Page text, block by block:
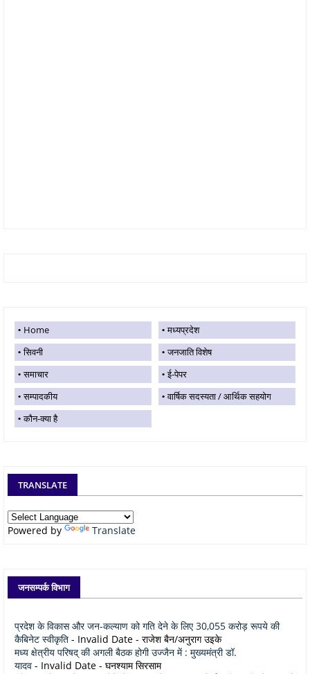
Home
मध्यप्रदेश
सिवनी
जनजाति विशेष
समाचार
ई-पेपर
सम्पादकीय
वार्षिक सदस्यता / आर्थिक सहयोग
कौन-क्या है
TRANSLATE
Powered by Translate
जनसम्पर्क विभाग
प्रदेश के विकास और जन-कल्याण को गति देने के लिए 30,055 करोड़ रूपये की
कैबिनेट स्वीकृति - Invalid Date - राजेश बैन/अनुराग उइके
मध्य क्षेत्रीय परिषद् की अगली बैठक होगी उज्जैन में : मुख्यमंत्री डॉ.
यादव - Invalid Date - घनश्याम सिरसाम